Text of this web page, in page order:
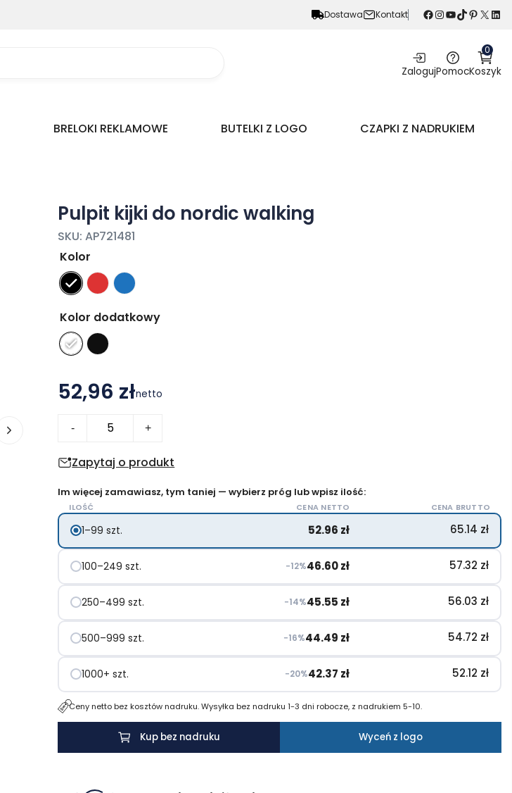
Dostawa Kontakt Facebook InstagramYouTube TikTok Pinterest X LinkedIn
ZalogujPomoc
0
Koszyk
BRELOKI REKLAMOWE BUTELKI Z LOGO CZAPKI Z NADRUKIEM
Pulpit kijki do nordic walking
SKU:AP721481
Kolor
Kolor dodatkowy
52,96 złnetto
-
kijki
nordic
walking
+
Zapytaj o produkt
Im więcej zamawiasz, tym taniej — wybierz próg lub wpisz ilość:
ILOŚĆ CENA NETTO CENA BRUTTO
1–99 szt. 52.96 zł 65.14 zł
100–249 szt. −12%46.60zł 57.32 zł
250–499 szt. −14%45.55 zł 56.03 zł
500–999 szt. −16%44.49 zł 54.72 zł
1000+ szt. −20%42.37 zł 52.12 zł
Ceny netto bez kosztów nadruku. Wysyłka bez nadruku 1-3 dni robocze, z nadrukiem 5-10.
Kup bez nadruku Wyceń z logo